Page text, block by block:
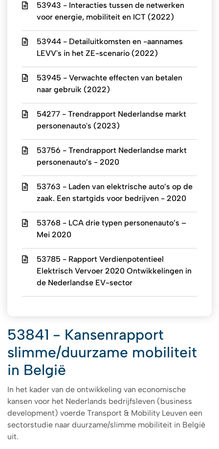
53943 - Interacties tussen de netwerken
voor energie, mobiliteit en ICT (2022)
53944 - Detailuitkomsten en -aannames
LEVV's in het ZE-scenario (2022)
53945 - Verwachte effecten van betalen
naar gebruik (2022)
54277 - Trendrapport Nederlandse markt
personenauto's (2023)
53756 - Trendrapport Nederlandse markt
personenauto’s - 2020
53763 - Laden van elektrische auto’s op de
zaak. Een startgids voor bedrijven - 2020
53768 - LCA drie typen personenauto’s –
Mei 2020
53785 - Rapport Verdienpotentieel
Elektrisch Vervoer 2020 Ontwikkelingen in
de Nederlandse EV-sector
53841 - Kansenrapport
slimme/duurzame mobiliteit
in België
In het kader van de ontwikkeling van economische
kansen voor het Nederlands bedrijfsleven (business
development) voerde Transport & Mobility Leuven een
sectorstudie naar duurzame/slimme mobiliteit in België
uit.